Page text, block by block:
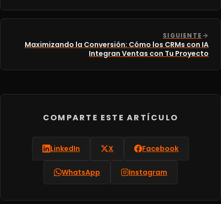
SIGUIENTE
Maximizando la Conversión: Cómo los CRMs con IA
Integran Ventas con Tu Proyecto
COMPARTE ESTE ARTÍCULO
LinkedIn X Facebook
WhatsApp Instagram